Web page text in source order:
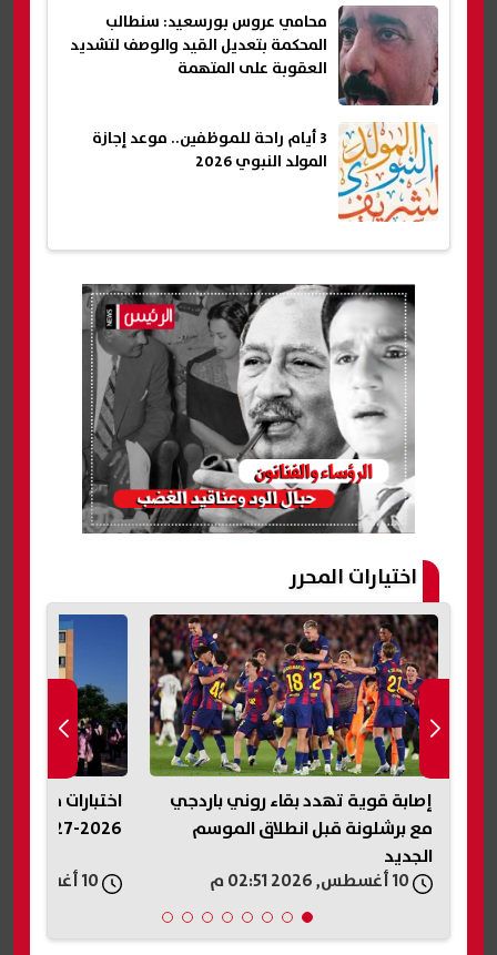
محامي عروس بورسعيد: سنطالب
المحكمة بتعديل القيد والوصف لتشديد
العقوبة على المتهمة
3 أيام راحة للموظفين.. موعد إجازة
المولد النبوي 2026
اختيارات المحرر
إصابة قوية تهدد بقاء روني باردجي
مع برشلونة قبل انطلاق الموسم
الجديد
اختبارات مدارس
2026-2027.. اعرف مواصفات الأسئلة